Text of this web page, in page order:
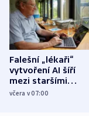
Falešní „lékaři“
vytvoření AI šíří
mezi staršími
Poláky nebezpečné
včera v 07:00